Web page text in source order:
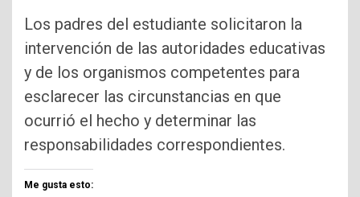
Los padres del estudiante solicitaron la
intervención de las autoridades educativas
y de los organismos competentes para
esclarecer las circunstancias en que
ocurrió el hecho y determinar las
responsabilidades correspondientes.
Me gusta esto: